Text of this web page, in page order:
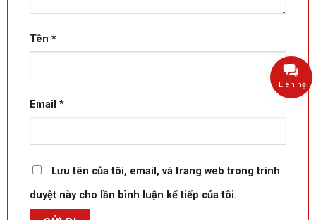
Tên *
Email *
Lưu tên của tôi, email, và trang web trong trình
duyệt này cho lần bình luận kế tiếp của tôi.
Liên hệ